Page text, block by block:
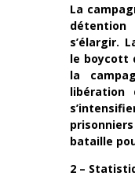
La
s’élargir.
le boycott
la
libération
bataille
2 –